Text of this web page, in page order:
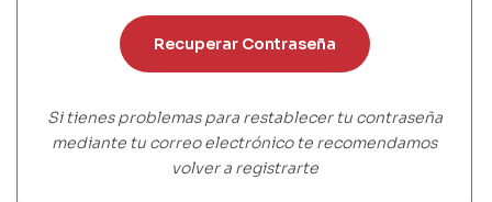
Recuperar Contraseña
Si tienes problemas para restablecer tu contraseña
mediante tu correo electrónico te recomendamos
volver a registrarte